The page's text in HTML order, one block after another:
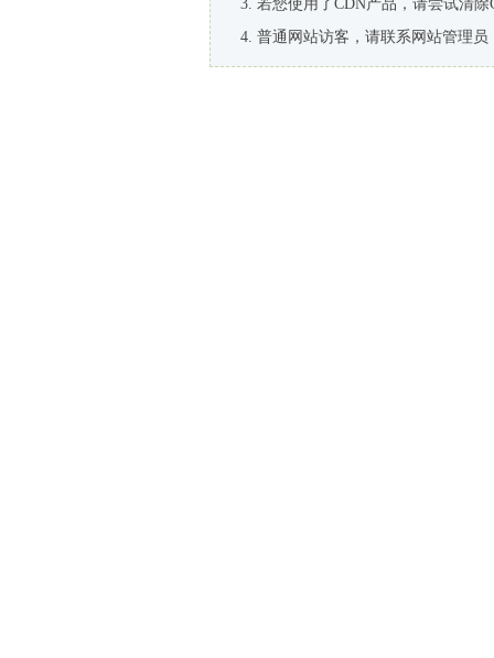
若您使用了CDN产品，请尝试清除
普通网站访客，请联系网站管理员